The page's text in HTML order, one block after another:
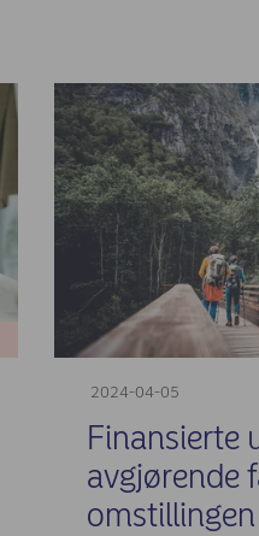
2024-04-05
Finansierte
avgjørende